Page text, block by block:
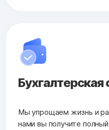
Бухгалтерская
Мы упрощаем жизнь и
нами вы получите